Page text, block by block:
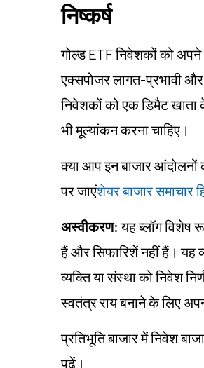
निष्कर्ष
गोल्ड ETF निवेशकों को अपने
एक्सपोजर लागत-प्रभावी और
निवेशकों को एक डिमैट
भी मूल्यांकन करना चाहिए।
क्या आप इन बाजार
पर जाएंशेयर बाजार समाचार
अस्वीकरण:यह ब्लॉग विशेष
हैं और सिफारिशें नहीं हैं। यह
व्यक्ति या संस्था को निवेश
स्वतंत्र राय बनाने के लिए
प्रतिभूति बाजार में निवेश
पढ़ें।